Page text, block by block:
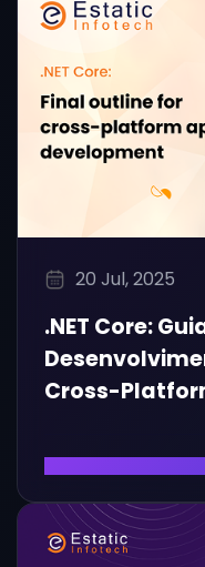
20 Jul, 2025
.NET Core:
Cross-
Ler Artigo